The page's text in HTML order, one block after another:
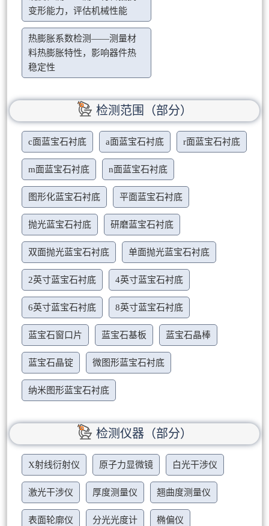
变形能力，评估机械性能
热膨胀系数检测——测量材
料热膨胀特性，影响器件热
稳定性
检测范围（部分）
c面蓝宝石衬底 a面蓝宝石衬底 r面蓝宝石衬底
m面蓝宝石衬底 n面蓝宝石衬底
图形化蓝宝石衬底 平面蓝宝石衬底
抛光蓝宝石衬底 研磨蓝宝石衬底
双面抛光蓝宝石衬底 单面抛光蓝宝石衬底
2英寸蓝宝石衬底 4英寸蓝宝石衬底
6英寸蓝宝石衬底 8英寸蓝宝石衬底
蓝宝石窗口片 蓝宝石基板 蓝宝石晶棒
蓝宝石晶锭 微图形蓝宝石衬底
纳米图形蓝宝石衬底
检测仪器（部分）
X射线衍射仪 原子力显微镜 白光干涉仪
激光干涉仪 厚度测量仪 翘曲度测量仪
表面轮廓仪 分光光度计 椭偏仪